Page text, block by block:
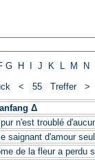
G H J K M N
< 55 Treffer
Δ
pur n'est troublé
saignant d'amour
de la fleur a perdu